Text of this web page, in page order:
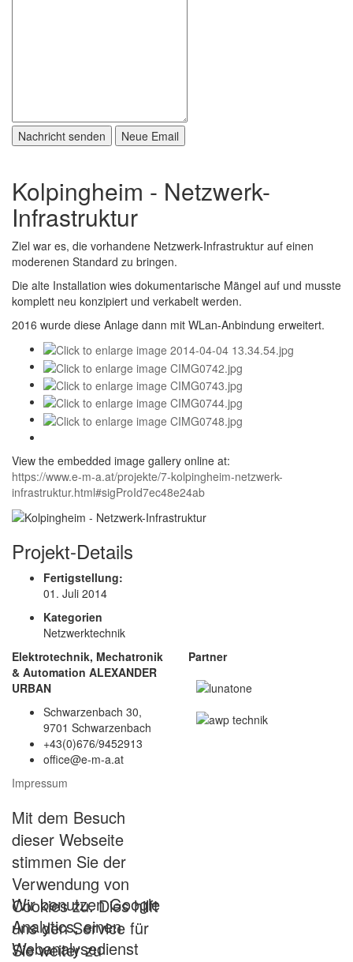
Kolpingheim - Netzwerk-
Infrastruktur
Ziel war es, die vorhandene Netzwerk-Infrastruktur auf einen
moderenen Standard zu bringen.
Die alte Installation wies dokumentarische Mängel auf und musste
komplett neu konzipiert und verkabelt werden.
2016 wurde diese Anlage dann mit WLan-Anbindung erweitert.
View the embedded image gallery online at:
https://www.e-m-a.at/projekte/7-kolpingheim-netzwerk-
infrastruktur.html#sigProId7ec48e24ab
Projekt-Details
Fertigstellung:
01. Juli 2014
Kategorien
Netzwerktechnik
Elektrotechnik, Mechatronik
& Automation ALEXANDER
URBAN
Schwarzenbach 30,
9701 Schwarzenbach
+43(0)676/9452913
office@e-m-a.at
Impressum
Mit dem Besuch
dieser Webseite
stimmen Sie der
Verwendung von
Cookies zu. Dies hilft
uns den Service für
Sie weiter zu
Wir benutzen Google
Analytics, einen
Webanalysedienst
Partner